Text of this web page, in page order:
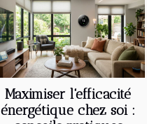
Maximiser l'efficacité
énergétique chez soi :